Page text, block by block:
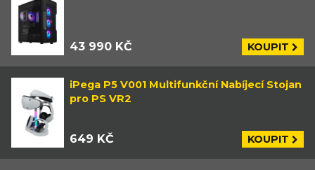
43 990 KČ KOUPIT
iPega P5 V001 Multifunkční Nabíjecí Stojan
pro PS VR2
649 KČ KOUPIT